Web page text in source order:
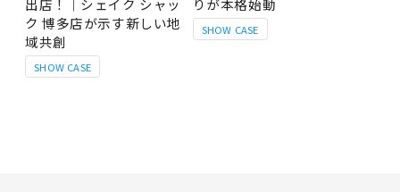
SHOW CASE
ク 博多店が示す新しい地
域共創
SHOW CASE